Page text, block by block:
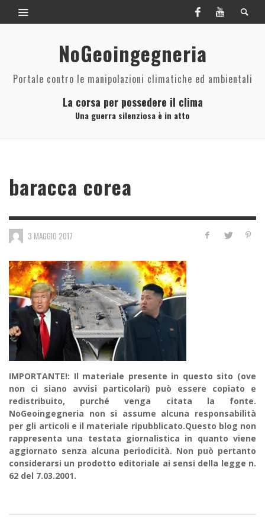
NoGeoingegneria
Portale contro le manipolazioni climatiche ed ambientali
La corsa per possedere il clima
Una guerra silenziosa è in atto
baracca corea
3 MAGGIO 2017
IMPORTANTE!: Il materiale presente in questo sito (ove
non ci siano avvisi particolari) può essere copiato e
redistribuito, purché venga citata la fonte.
NoGeoingegneria non si assume alcuna responsabilità
per gli articoli e il materiale ripubblicato.Questo blog non
rappresenta una testata giornalistica in quanto viene
aggiornato senza alcuna periodicità. Non può pertanto
considerarsi un prodotto editoriale ai sensi della legge n.
62 del 7.03.2001.